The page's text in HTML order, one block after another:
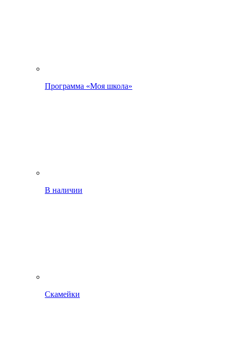
Программа «Моя школа»
В наличии
Скамейки